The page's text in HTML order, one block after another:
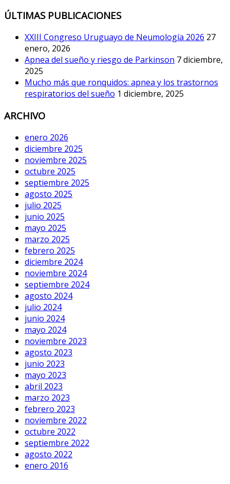
ÚLTIMAS PUBLICACIONES
XXIII Congreso Uruguayo de Neumología 2026 27
enero, 2026
Apnea del sueño y riesgo de Parkinson 7 diciembre,
2025
Mucho más que ronquidos: apnea y los trastornos
respiratorios del sueño 1 diciembre, 2025
ARCHIVO
enero 2026
diciembre 2025
noviembre 2025
octubre 2025
septiembre 2025
agosto 2025
julio 2025
junio 2025
mayo 2025
marzo 2025
febrero 2025
diciembre 2024
noviembre 2024
septiembre 2024
agosto 2024
julio 2024
junio 2024
mayo 2024
noviembre 2023
agosto 2023
junio 2023
mayo 2023
abril 2023
marzo 2023
febrero 2023
noviembre 2022
octubre 2022
septiembre 2022
agosto 2022
enero 2016